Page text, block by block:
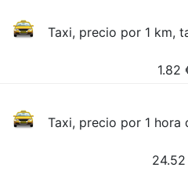
Taxi, precio por 1 km,
1.82
Taxi, precio por 1 hora
24.52